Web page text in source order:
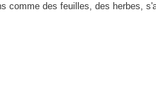
comme des feuilles, des herbes,